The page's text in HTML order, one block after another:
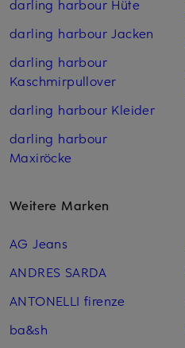
darling harbour Hüte
darling harbour Jacken
darling harbour
Kaschmirpullover
darling harbour Kleider
darling harbour
Maxiröcke
Weitere Marken
AG Jeans
ANDRES SARDA
ANTONELLI firenze
ba&sh